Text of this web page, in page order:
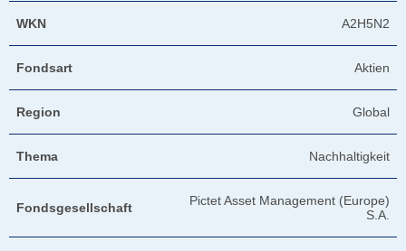
WKN A2H5N2
Fondsart Aktien
Region Global
Thema Nachhaltigkeit
Fondsgesellschaft
Pictet Asset Management (Europe)
S.A.